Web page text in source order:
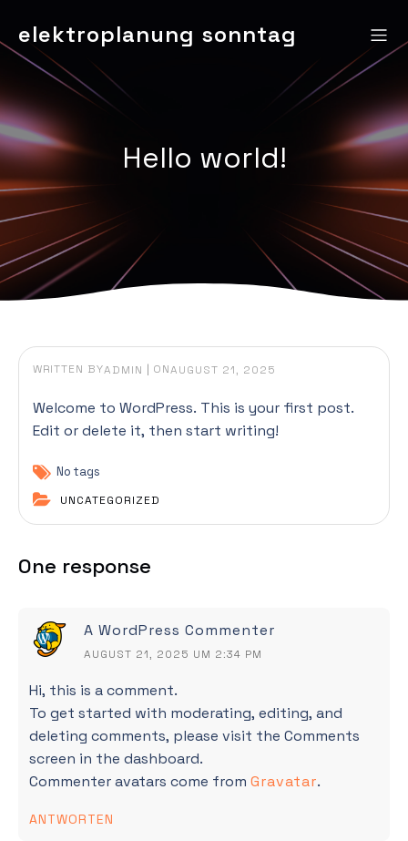
elektroplanung sonntag
Hello world!
WRITTEN BYADMIN | ONAUGUST 21, 2025
Welcome to WordPress. This is your first post.
Edit or delete it, then start writing!
No tags
UNCATEGORIZED
One response
A WordPress Commenter
AUGUST 21, 2025 UM 2:34 PM
Hi, this is a comment.
To get started with moderating, editing, and
deleting comments, please visit the Comments
screen in the dashboard.
Commenter avatars come from Gravatar.
ANTWORTEN